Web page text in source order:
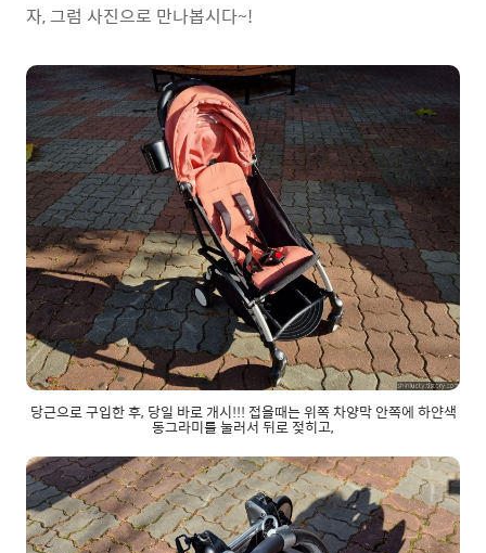
자, 그럼 사진으로 만나봅시다~!
당근으로 구입한 후, 당일 바로 개시!!! 접을때는 위쪽 차양막 안쪽에 하얀색
동그라미를 눌러서 뒤로 젖히고,